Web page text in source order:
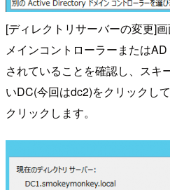
[ディレクトリサーバーの変更]
メインコントローラーまたは
されていることを確認し、スキ
いDC(今回はdc2)をクリックし
クリックします。